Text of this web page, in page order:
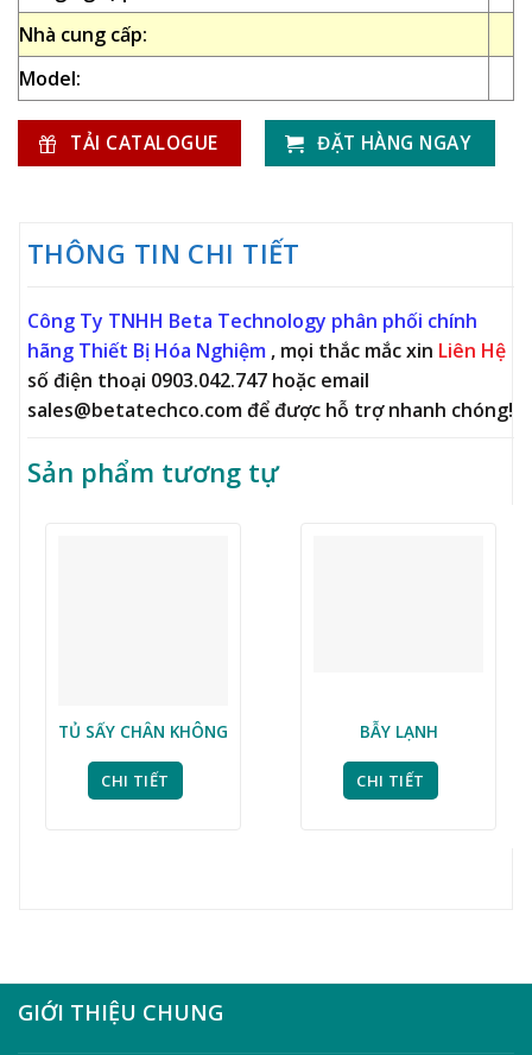
Nhà cung cấp:
Model:
TẢI CATALOGUE ĐẶT HÀNG NGAY
THÔNG TIN CHI TIẾT
Công Ty TNHH Beta Technology phân phối chính
hãng Thiết Bị Hóa Nghiệm , mọi thắc mắc xin Liên Hệ
số điện thoại 0903.042.747 hoặc email
sales@betatechco.com để được hỗ trợ nhanh chóng!
Sản phẩm tương tự
TỦ SẤY CHÂN KHÔNG
CHI TIẾT
BẪY LẠNH
CHI TIẾT
GIỚI THIỆU CHUNG